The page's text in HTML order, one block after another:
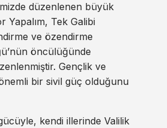
düzenlenen büyük
Tek Galibi
ve özendirme
öncülüğünde
Gençlik ve
bir sivil güç olduğunu
kendi illerinde Valilik